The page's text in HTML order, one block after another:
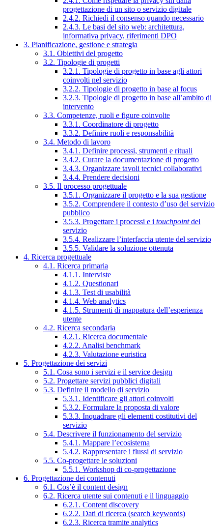
progettazione di un sito o servizio digitale
2.4.2. Richiedi il consenso quando necessario
2.4.3. Le basi del sito web: architettura,
informativa privacy, riferimenti DPO
3. Pianificazione, gestione e strategia
3.1. Obiettivi del progetto
3.2. Tipologie di progetti
3.2.1. Tipologie di progetto in base agli attori
coinvolti nel servizio
3.2.2. Tipologie di progetto in base al focus
3.2.3. Tipologie di progetto in base all’ambito di
intervento
3.3. Competenze, ruoli e figure coinvolte
3.3.1. Coordinatore di progetto
3.3.2. Definire ruoli e responsabilità
3.4. Metodo di lavoro
3.4.1. Definire processi, strumenti e rituali
3.4.2. Curare la documentazione di progetto
3.4.3. Organizzare tavoli tecnici collaborativi
3.4.4. Prendere decisioni
3.5. Il processo progettuale
3.5.1. Organizzare il progetto e la sua gestione
3.5.2. Comprendere il contesto d’uso del servizio
pubblico
3.5.3. Progettare i processi e i touchpointdel
servizio
3.5.4. Realizzare l’interfaccia utente del servizio
3.5.5. Validare la soluzione ottenuta
4. Ricerca progettuale
4.1. Ricerca primaria
4.1.1. Interviste
4.1.2. Questionari
4.1.3. Test di usabilità
4.1.4. Web analytics
4.1.5. Strumenti di mappatura dell’esperienza
utente
4.2. Ricerca secondaria
4.2.1. Ricerca documentale
4.2.2. Analisi benchmark
4.2.3. Valutazione euristica
5. Progettazione dei servizi
5.1. Cosa sono i servizi e il service design
5.2. Progettare servizi pubblici digitali
5.3. Definire il modello di servizio
5.3.1. Identificare gli attori coinvolti
5.3.2. Formulare la proposta di valore
5.3.3. Inquadrare gli elementi costitutivi del
servizio
5.4. Descrivere il funzionamento del servizio
5.4.1. Mappare l’ecosistema
5.4.2. Rappresentare i flussi di servizio
5.5. Co-progettare le soluzioni
5.5.1. Workshop di co-progettazione
6. Progettazione dei contenuti
6.1. Cos’è il content design
6.2. Ricerca utente sui contenuti e il linguaggio
6.2.1. Content discovery
6.2.2. Dati di ricerca (search keywords)
6.2.3. Ricerca tramite analytics